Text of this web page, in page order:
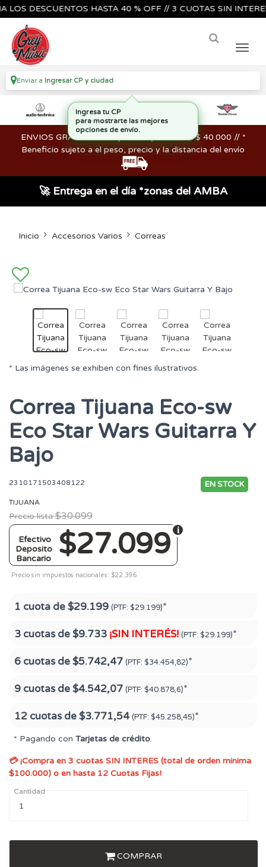
DESCUENTOS HASTA 40 % OFF // 3 CUOTAS SIN
Enviar a Ingresar CP y ciudad
ENVIOS GRATIS en compras mayores a los $ 40.000 // *
Beneficio sujeto a el peso, precio y la distancia del envío
🚀 Entrega en el día *zonas del AMBA
Inicio Accesorios Varios Correas
* Las imágenes se exhiben con fines ilustrativos.
Correa Tijuana Eco-sw
Eco Star Wars Guitarra Y
Bajo
2310171503408122 EN STOCK
TIJUANA
Precio lista $30.099
$27.099
Efectivo
Deposito
Bancario
Precio sin impuestos nacionales: $22.396
1 cuota de$29.199 (PTF: $29.199)*
3 cuotas de$9.733 ¡SIN INTERÉS! (PTF: $29.199)*
6 cuotas de$5.742,47 (PTF: $34.454,82)*
9 cuotas de$4.542,07 (PTF: $40.878,6)*
12 cuotas de$3.771,54 (PTF: $45.258,45)*
* Pagando con Tarjetas de crédito.
💳 ¡Compra en 3 cuotas SIN INTERES (total de orden minima
$100.000) o en hasta 12 Cuotas Fijas!
Cantidad
COMPRAR